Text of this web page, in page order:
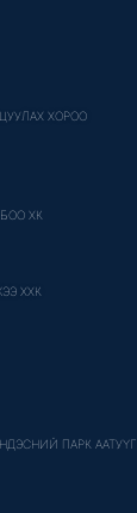
ХОРОО
ХК
ХХК
ПАРК ААТУҮГ